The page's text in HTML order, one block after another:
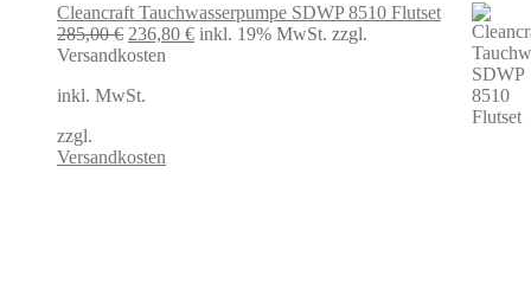
Cleancraft Tauchwasserpumpe SDWP 8510 Flutset
285,00€ Ursprünglicher
Preis
285,00 €
236,80 €Aktueller
inkl. 19% MwSt. zzgl.
Versandkosten
inkl. MwSt.
zzgl.
Versandkosten